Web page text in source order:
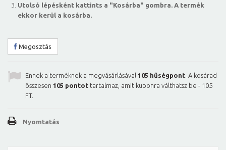
Utolsó lépésként kattints a "Kosárba" gombra. A termék
ekkor kerül a kosárba.
Megosztás
Ennek a terméknek a megvásárlásával 105 hűségpont . A kosárad
összesen 105 pontot tartalmaz, amit kuponra válthatsz be - 105
FT.
Nyomtatás